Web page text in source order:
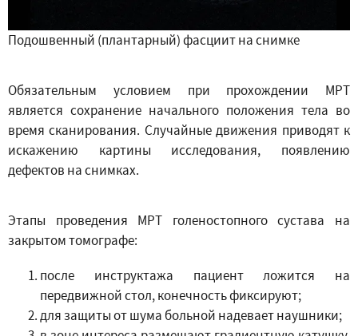
Подошвенный (плантарный) фасциит на снимке
Обязательным условием при прохождении МРТ
является сохранение начального положения тела во
время сканирования. Случайные движения приводят к
искажению картины исследования, появлению
дефектов на снимках.
Этапы проведения МРТ голеностопного сустава на
закрытом томографе:
после инструктажа пациент ложится на
передвижной стол, конечность фиксируют;
для защиты от шума больной надевает наушники;